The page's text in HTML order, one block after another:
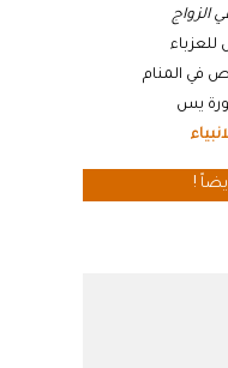
الزواج
في المنام
يس
!